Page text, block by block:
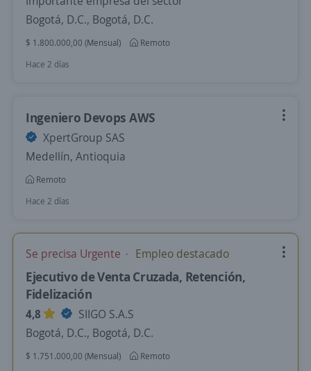
Bogotá, D.C., Bogotá, D.C.
$ 1.800.000,00 (Mensual)
Remoto
Hace 2 días
Ingeniero Devops AWS
XpertGroup SAS
Medellín, Antioquia
Remoto
Hace 2 días
Se precisa Urgente Empleo destacado
Ejecutivo de Venta Cruzada, Retención,
Fidelización
4,8
SIIGO S.A.S
Bogotá, D.C., Bogotá, D.C.
$ 1.751.000,00 (Mensual)
Remoto